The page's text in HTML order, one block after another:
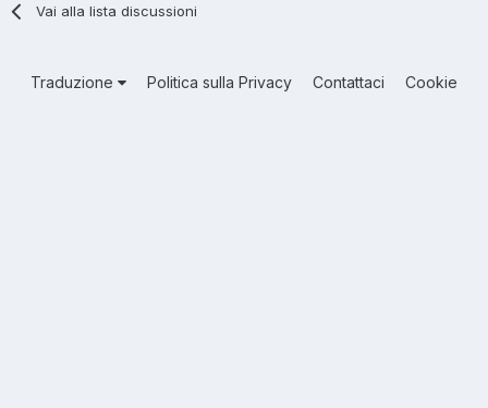
Vai alla lista discussioni
Traduzione Politica sulla Privacy Contattaci Cookie